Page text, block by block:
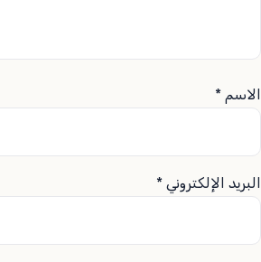
الاسم *
البريد الإلكتروني *